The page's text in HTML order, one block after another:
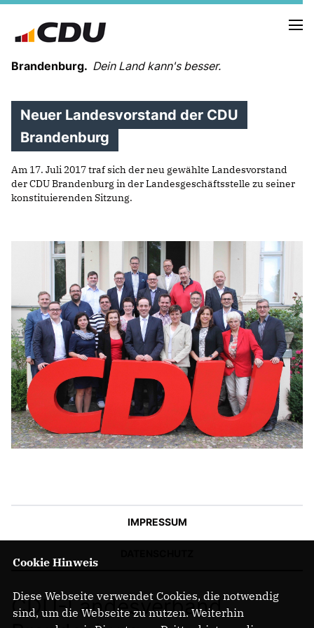
Brandenburg. Dein Land kann's besser.
MELDUNGEN
TERMINE
LANDESVORSTAND
LANDESGESCHÄFTSSTELLE
VEREINIGUNGEN UND SONDERORGANISATIONEN
LANDESFACHAUSSCHÜSSE
SATZUNG
PARTEIGESCHICHTE
PARTEIGERICHT
IM LANDTAG
IN DER LANDESREGIERUNG
IM BUNDESTAG
IM EUROPÄISCHEN PARLAMENT
WICHTIGE BESCHLÜSSE DER CDU BRANDENBURG
75 JAHRE CDU BRANDENBURG
PRESSE
SPENDEN
Mitglied werden
Neuer Landesvorstand der CDU
Brandenburg
Am 17. Juli 2017 traf sich der neu gewählte Landesvorstand
der CDU Brandenburg in der Landesgeschäftsstelle zu seiner
konstituierenden Sitzung.
IMPRESSUM
CDU-Landesverband
Cookie Hinweis
Diese Webseite verwendet Cookies, die notwendig
sind, um die Webseite zu nutzen. Weiterhin